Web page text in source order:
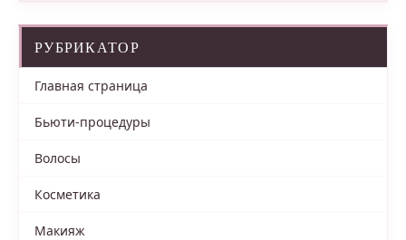
РУБРИКАТОР
Главная страница
Бьюти-процедуры
Волосы
Косметика
Макияж